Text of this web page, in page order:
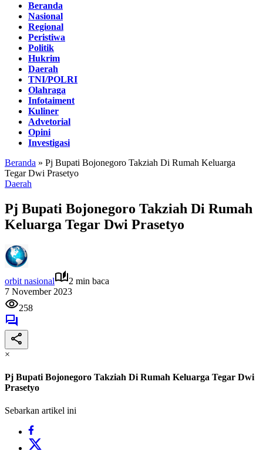
Beranda
Nasional
Regional
Peristiwa
Politik
Hukrim
Daerah
TNI/POLRI
Olahraga
Infotaiment
Kuliner
Advetorial
Opini
Investigasi
Beranda » Pj Bupati Bojonegoro Takziah Di Rumah Keluarga
Tegar Dwi Prasetyo
Daerah
Pj Bupati Bojonegoro Takziah Di Rumah
Keluarga Tegar Dwi Prasetyo
orbit nasional
2 min baca
7 November 2023
258
×
Pj Bupati Bojonegoro Takziah Di Rumah Keluarga Tegar Dwi
Prasetyo
Sebarkan artikel ini